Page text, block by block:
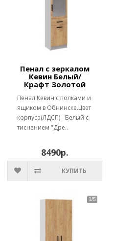
Пенал с зеркалом
Кевин Белый/
Крафт Золотой
Пенал Кевин с полками и
ящиком в Обнинске.Цвет
корпуса(ЛДСП) - Белый с
тиснением "Дре..
8490р.
КУПИТЬ